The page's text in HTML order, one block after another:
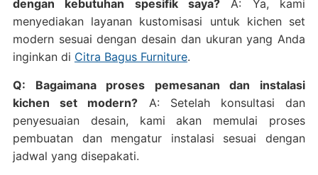
dengan kebutuhan spesifik saya? A: Ya, kami
menyediakan layanan kustomisasi untuk kichen set
modern sesuai dengan desain dan ukuran yang Anda
inginkan di Citra Bagus Furniture.
Q: Bagaimana proses pemesanan dan instalasi
kichen set modern? A: Setelah konsultasi dan
penyesuaian desain, kami akan memulai proses
pembuatan dan mengatur instalasi sesuai dengan
jadwal yang disepakati.